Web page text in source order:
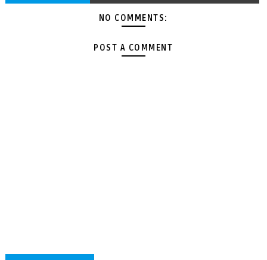
NO COMMENTS:
POST A COMMENT